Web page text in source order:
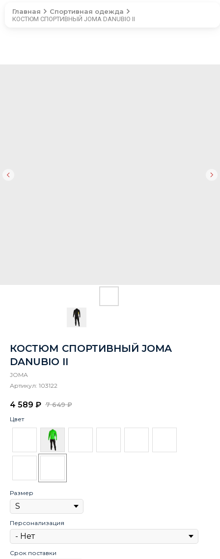
Главная Спортивная одежда
КОСТЮМ СПОРТИВНЫЙ JOMA DANUBIO II
КОСТЮМ СПОРТИВНЫЙ JOMA
DANUBIO II
JOMA
Артикул: 103122
4 589 ₽ 7 649 ₽
Цвет
Размер
Персонализация
Срок поставки